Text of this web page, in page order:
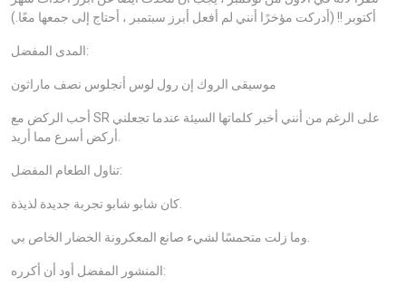
أكتوبر !! (أدركت مؤخرًا أنني لم أفعل أبرز سبتمبر ، أحتاج إلى جمعها معًا.)
المدى المفضل:
موسيقى الروك إن رول لوس أنجلوس نصف ماراثون
أحب الركض مع SR على الرغم من أنني أخبر كلماتها السيئة عندما تجعلني
تناول الطعام المفضل:
المنشور المفضل أود أن أكرره: